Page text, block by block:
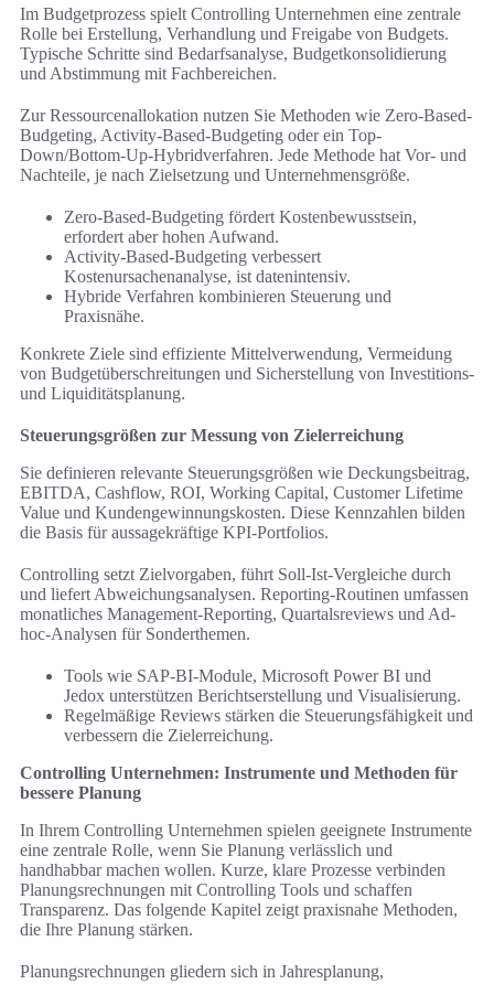
Im Budgetprozess spielt Controlling Unternehmen eine zentrale
Rolle bei Erstellung, Verhandlung und Freigabe von Budgets.
Typische Schritte sind Bedarfsanalyse, Budgetkonsolidierung
und Abstimmung mit Fachbereichen.
Zur Ressourcenallokation nutzen Sie Methoden wie Zero-Based-
Budgeting, Activity-Based-Budgeting oder ein Top-
Down/Bottom-Up-Hybridverfahren. Jede Methode hat Vor- und
Nachteile, je nach Zielsetzung und Unternehmensgröße.
Zero-Based-Budgeting fördert Kostenbewusstsein,
erfordert aber hohen Aufwand.
Activity-Based-Budgeting verbessert
Kostenursachenanalyse, ist datenintensiv.
Hybride Verfahren kombinieren Steuerung und
Praxisnähe.
Konkrete Ziele sind effiziente Mittelverwendung, Vermeidung
von Budgetüberschreitungen und Sicherstellung von Investitions-
und Liquiditätsplanung.
Steuerungsgrößen zur Messung von Zielerreichung
Sie definieren relevante Steuerungsgrößen wie Deckungsbeitrag,
EBITDA, Cashflow, ROI, Working Capital, Customer Lifetime
Value und Kundengewinnungskosten. Diese Kennzahlen bilden
die Basis für aussagekräftige KPI-Portfolios.
Controlling setzt Zielvorgaben, führt Soll-Ist-Vergleiche durch
und liefert Abweichungsanalysen. Reporting-Routinen umfassen
monatliches Management-Reporting, Quartalsreviews und Ad-
hoc-Analysen für Sonderthemen.
Tools wie SAP-BI-Module, Microsoft Power BI und
Jedox unterstützen Berichtserstellung und Visualisierung.
Regelmäßige Reviews stärken die Steuerungsfähigkeit und
verbessern die Zielerreichung.
Controlling Unternehmen: Instrumente und Methoden für
bessere Planung
In Ihrem Controlling Unternehmen spielen geeignete Instrumente
eine zentrale Rolle, wenn Sie Planung verlässlich und
handhabbar machen wollen. Kurze, klare Prozesse verbinden
Planungsrechnungen mit Controlling Tools und schaffen
Transparenz. Das folgende Kapitel zeigt praxisnahe Methoden,
die Ihre Planung stärken.
Planungsrechnungen gliedern sich in Jahresplanung,